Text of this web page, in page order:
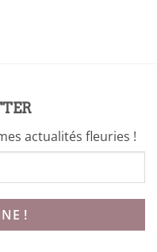
actualités fleuries !